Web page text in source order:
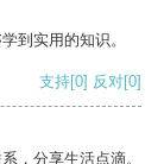
到实用的知识。
支持[0] 反对[0]
，分享生活点滴。